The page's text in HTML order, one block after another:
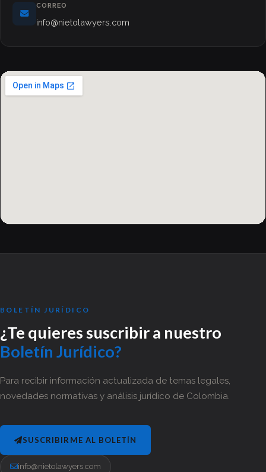
CORREO
info@nietolawyers.com
BOLETÍN JURÍDICO
¿Te quieres suscribir a nuestro
Boletín Jurídico?
Para recibir información actualizada de temas legales,
novedades normativas y análisis jurídico de Colombia.
SUSCRIBIRME AL BOLETÍN
info@nietolawyers.com